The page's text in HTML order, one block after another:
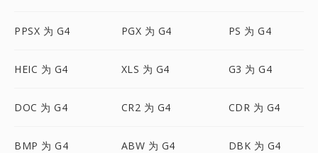
PPSX 为 G4 PGX 为 G4 PS 为 G4
HEIC 为 G4 XLS 为 G4 G3 为 G4
DOC 为 G4 CR2 为 G4 CDR 为 G4
BMP 为 G4 ABW 为 G4 DBK 为 G4